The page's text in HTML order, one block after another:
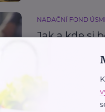
NADAČNÍ FOND
Jak a kde si
Příspěvky a
Další